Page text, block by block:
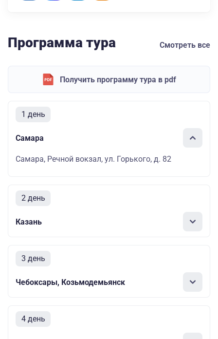
Программа тура Смотреть все
Получить программу тура в pdf
1 день
Самара
Самара, Речной вокзал, ул. Горького, д. 82
2 день
Казань
3 день
Чебоксары, Козьмодемьянск
4 день